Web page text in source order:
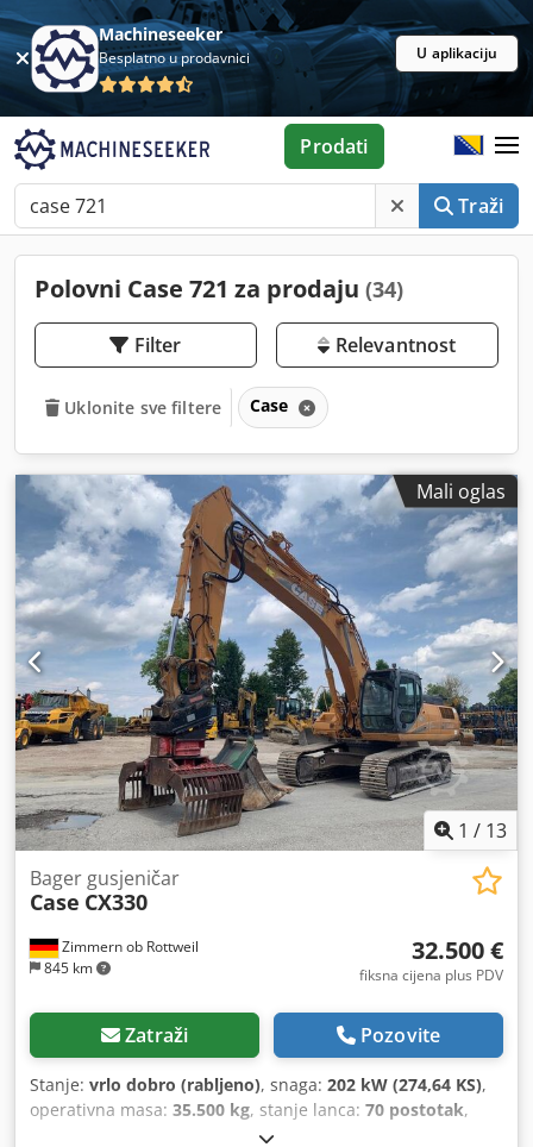
Machineseeker
Besplatno u prodavnici U aplikaciju
Traži
Prodati
Polovni Case 721 za prodaju (34)
Filter Relevantnost
Uklonite sve filtere Case
Mali oglas
1 / 13
Zimmern ob Rottweil
845 km
Bager gusjeničar
Case CX330
32.500 €
fiksna cijena plus PDV
Zatraži Pozovite
Stanje: vrlo dobro (rabljeno), snaga: 202 kW (274,64 KS),
operativna masa: 35.500 kg, stanje lanca: 70 postotak,
, radni sati: